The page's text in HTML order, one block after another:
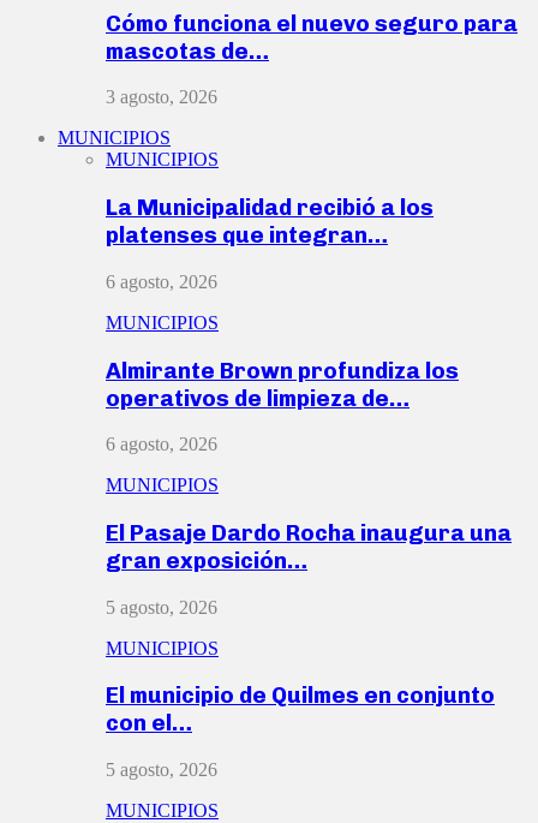
Cómo funciona el nuevo seguro para
mascotas de…
3 agosto, 2026
MUNICIPIOS
MUNICIPIOS
La Municipalidad recibió a los
platenses que integran…
6 agosto, 2026
MUNICIPIOS
Almirante Brown profundiza los
operativos de limpieza de…
6 agosto, 2026
MUNICIPIOS
El Pasaje Dardo Rocha inaugura una
gran exposición…
5 agosto, 2026
MUNICIPIOS
El municipio de Quilmes en conjunto
con el…
5 agosto, 2026
MUNICIPIOS